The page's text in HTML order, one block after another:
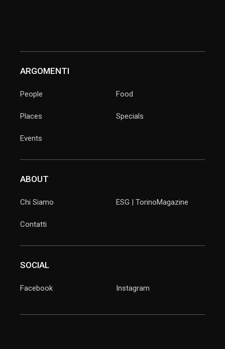
ARGOMENTI
People
Places
Events
Food
Specials
ABOUT
Chi Siamo
Contatti
ESG | TorinoMagazine
SOCIAL
Facebook Instagram